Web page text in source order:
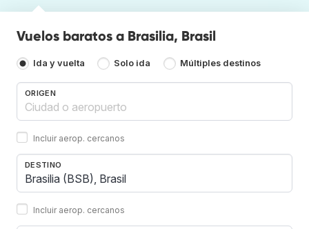
Vuelos baratos a Brasilia, Brasil
Ida y vuelta Solo ida Múltiples destinos
ORIGEN
Incluir aerop. cercanos
DESTINO
Incluir aerop. cercanos